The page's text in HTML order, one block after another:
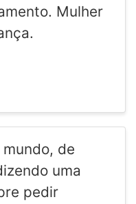
Mulher
de
uma
pedir